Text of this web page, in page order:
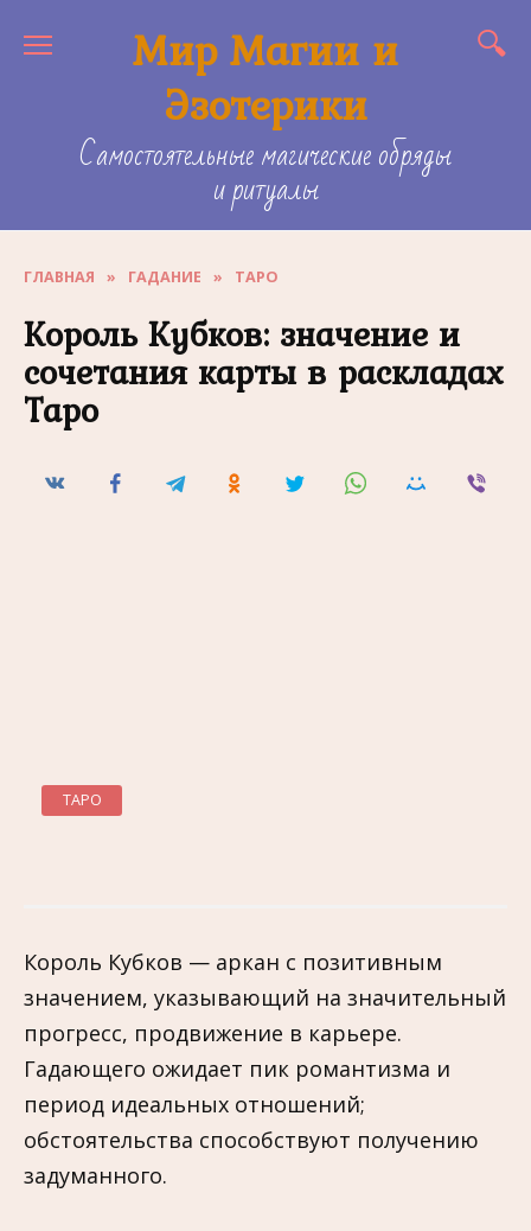
Мир Магии и
Эзотерики
Самостоятельные магические обряды
и ритуалы
ГЛАВНАЯ » ГАДАНИЕ » ТАРО
Король Кубков: значение и
сочетания карты в раскладах
Таро
ТАРО
Король Кубков — аркан с позитивным
значением, указывающий на значительный
прогресс, продвижение в карьере.
Гадающего ожидает пик романтизма и
период идеальных отношений;
обстоятельства способствуют получению
задуманного.